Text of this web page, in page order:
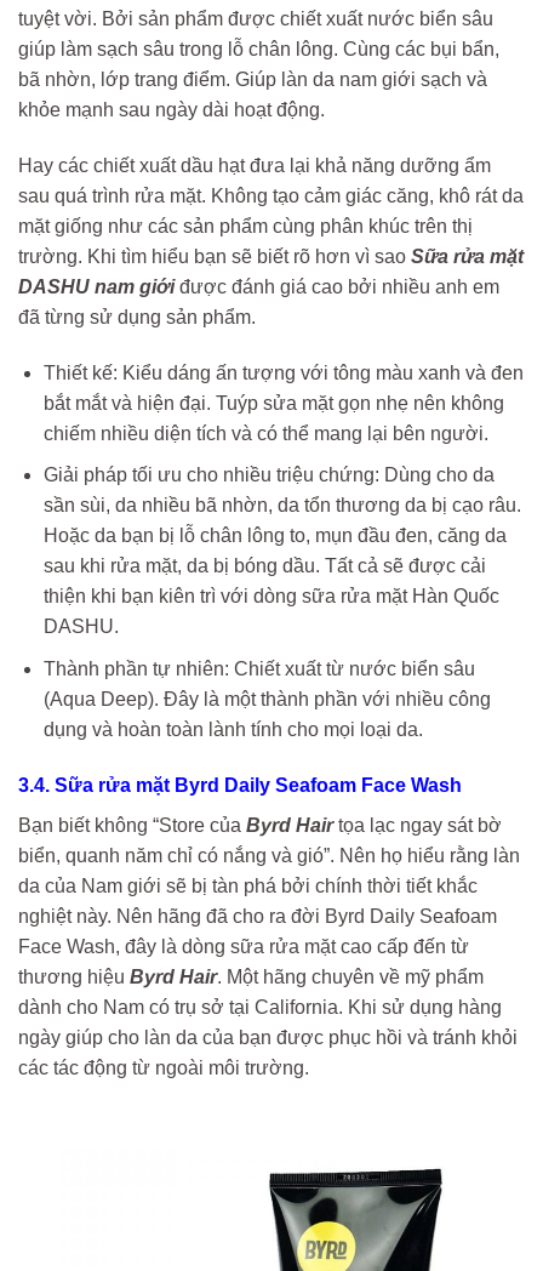
tuyệt vời. Bởi sản phẩm được chiết xuất nước biển sâu
giúp làm sạch sâu trong lỗ chân lông. Cùng các bụi bẩn,
bã nhờn, lớp trang điểm. Giúp làn da nam giới sạch và
khỏe mạnh sau ngày dài hoạt động.
Hay các chiết xuất dầu hạt đưa lại khả năng dưỡng ẩm
sau quá trình rửa mặt. Không tạo cảm giác căng, khô rát da
mặt giống như các sản phẩm cùng phân khúc trên thị
trường. Khi tìm hiểu bạn sẽ biết rõ hơn vì sao Sữa rửa mặt
DASHU nam giớiđược đánh giá cao bởi nhiều anh em
đã từng sử dụng sản phẩm.
Thiết kế: Kiểu dáng ấn tượng với tông màu xanh và đen
bắt mắt và hiện đại. Tuýp sửa mặt gọn nhẹ nên không
chiếm nhiều diện tích và có thể mang lại bên người.
Giải pháp tối ưu cho nhiều triệu chứng: Dùng cho da
sần sùi, da nhiều bã nhờn, da tổn thương da bị cạo râu.
Hoặc da bạn bị lỗ chân lông to, mụn đầu đen, căng da
sau khi rửa mặt, da bị bóng dầu. Tất cả sẽ được cải
thiện khi bạn kiên trì với dòng sữa rửa mặt Hàn Quốc
DASHU.
Thành phần tự nhiên: Chiết xuất từ nước biển sâu
(Aqua Deep). Đây là một thành phần với nhiều công
dụng và hoàn toàn lành tính cho mọi loại da.
3.4. Sữa rửa mặt Byrd Daily Seafoam Face Wash
Bạn biết không “Store của Byrd Hairtọa lạc ngay sát bờ
biển, quanh năm chỉ có nắng và gió”. Nên họ hiểu rằng làn
da của Nam giới sẽ bị tàn phá bởi chính thời tiết khắc
nghiệt này. Nên hãng đã cho ra đời Byrd Daily Seafoam
Face Wash, đây là dòng sữa rửa mặt cao cấp đến từ
thương hiệu Byrd Hair. Một hãng chuyên về mỹ phẩm
dành cho Nam có trụ sở tại California. Khi sử dụng hàng
ngày giúp cho làn da của bạn được phục hồi và tránh khỏi
các tác động từ ngoài môi trường.